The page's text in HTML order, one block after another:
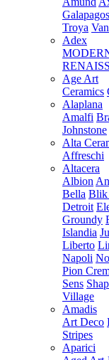
Galapagos
Troya
Adex
Age Art
Ceramics
Alaplana
Amalfi
Johnstone
Alta
Affreschi
Altacera
Albion
Bella Blik
Detroit
Groundy
Islandia
Liberto
Napoli
Pion
Sens
Village
Amadis
Art Deco
Stripes
Aparici